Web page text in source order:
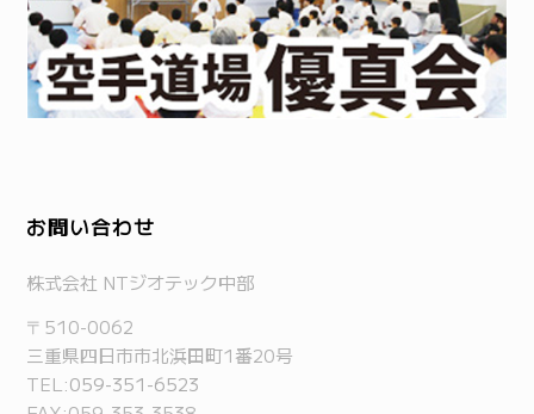
お問い合わせ
株式会社 NTジオテック中部
〒510-0062
三重県四日市市北浜田町1番20号
TEL:059-351-6523